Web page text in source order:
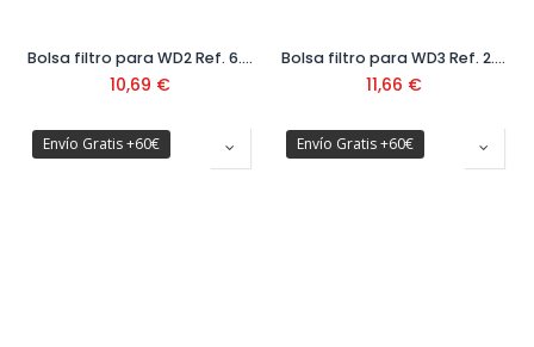
Bolsa filtro para WD2 Ref. 6.904-322.0 (5 uds)
10,69 €
Bolsa filtro para WD3 Ref. 2.863-314.0 (4 uds)
11,66 €
Envío Gratis +60€ Envío Gratis +60€